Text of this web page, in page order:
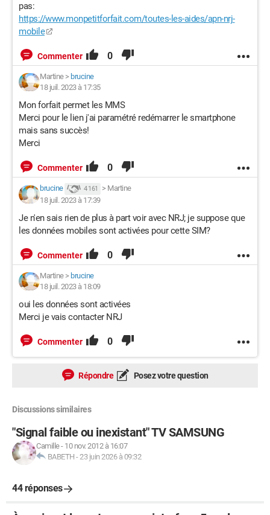
pas:
https://www.monpetitforfait.com/toutes-les-aides/apn-nrj-
mobile
Commenter 0
Martine> brucine
18 juil. 2023 à 17:35
Mon forfait permet les MMS
Merci pour le lien j'ai paramétré redémarrer le smartphone
mais sans succès!
Merci
Commenter 0
brucine 4 161 > Martine
18 juil. 2023 à 17:39
Je n'en sais rien de plus à part voir avec NRJ; je suppose que
les données mobiles sont activées pour cette SIM?
Commenter 0
Martine> brucine
18 juil. 2023 à 18:09
oui les données sont activées
Merci je vais contacter NRJ
Commenter 0
Répondre Posez votre question
Discussions similaires
"Signal faible ou inexistant" TV SAMSUNG
Camille- 10 nov. 2012 à 16:07
BABETH -23 juin 2026 à 09:32
44 réponses